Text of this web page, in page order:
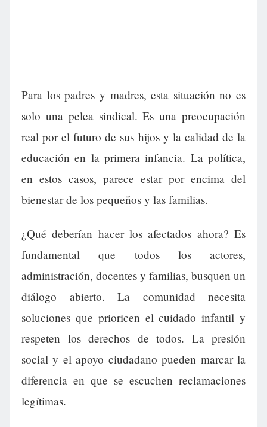
Para los padres y madres, esta situación no es
solo una pelea sindical. Es una preocupación
real por el futuro de sus hijos y la calidad de la
educación en la primera infancia. La política,
en estos casos, parece estar por encima del
bienestar de los pequeños y las familias.
¿Qué deberían hacer los afectados ahora? Es
fundamental que todos los actores,
administración, docentes y familias, busquen un
diálogo abierto. La comunidad necesita
soluciones que prioricen el cuidado infantil y
respeten los derechos de todos. La presión
social y el apoyo ciudadano pueden marcar la
diferencia en que se escuchen reclamaciones
legítimas.